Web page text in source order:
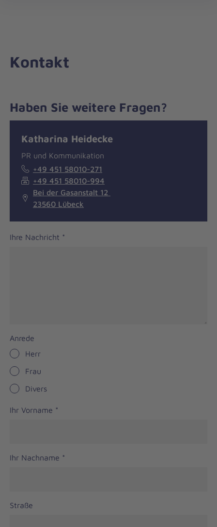
zum
Kontakt
Haben Sie weitere Fragen?
Katharina Heidecke
PR und Kommunikation
+49 451 58010-271
+49 451 58010-994
Bei der Gasanstalt 12
23560 Lübeck
Ihre Nachricht *
Anrede
Herr
Frau
Divers
Ihr Vorname *
Ihr Nachname *
Straße